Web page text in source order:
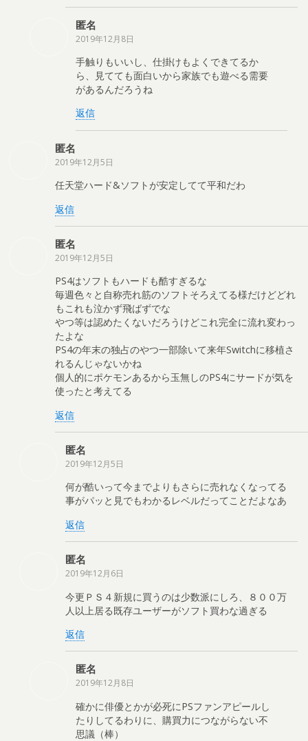
匿名
2019年12月8日
手触りもいいし、仕掛けもよくできてるか
ら、見てても面白いから家族でも遊べる需要
があるんだろうね
返信
匿名
2019年12月5日
任天堂ハード&ソフトが安定してて平和だわ
返信
匿名
2019年12月5日
PS4はソフトもハードも酷すぎるな
毎週色々と自称売れ筋のソフトそろえてる様だけどどれ
もこれも泣かず飛ばずでな
やつ等は認めたくないだろうけどこれ完全に流れ変わっ
たよな
PS4の年末の独占のやつ一部除いて来年Switchに移植さ
れるんじゃないかね
個人的にポケモンあるから玉無しのPS4にサードが気を
使ったと考えてる
返信
匿名
2019年12月5日
何が酷いって今までよりもさらに売れなくなってる
事がパッと見でもわかるレベルだってことだよなあ
返信
匿名
2019年12月6日
今更ＰＳ４新規に買うのは少数派にしろ、８００万
人以上居る既存ユーザーがソフト買わな過ぎる
返信
匿名
2019年12月8日
確かに俳優とかが必死にPSファンアピールし
たりしてるわりに、購買力につながらない不
思議（棒）